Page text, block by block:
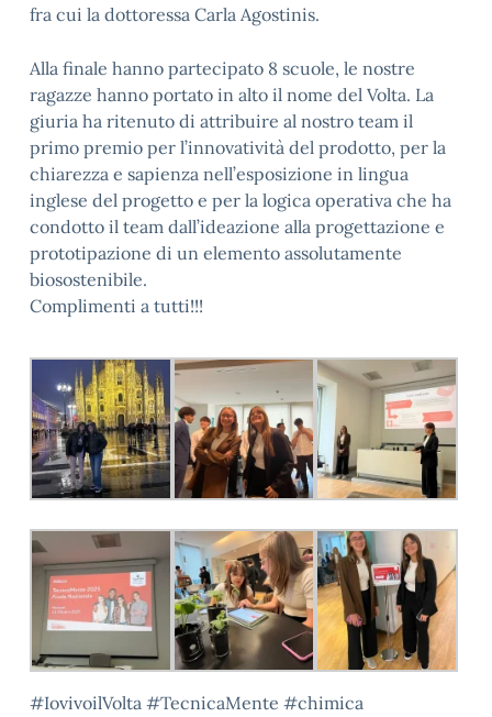
fra cui la dottoressa Carla Agostinis.
Alla finale hanno partecipato 8 scuole, le nostre
ragazze hanno portato in alto il nome del Volta. La
giuria ha ritenuto di attribuire al nostro team il
primo premio per l’innovatività del prodotto, per la
chiarezza e sapienza nell’esposizione in lingua
inglese del progetto e per la logica operativa che ha
condotto il team dall’ideazione alla progettazione e
prototipazione di un elemento assolutamente
biosostenibile.
Complimenti a tutti!!!
#IovivoilVolta #TecnicaMente #chimica